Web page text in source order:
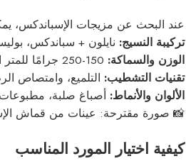
عند البحث عن مزيجات الإسباندكس،
تركيبة النسيج: نايلون + سباندكس،
الوزن والسماكة:
تقنيات التشطيب: التلميع، وامتصاص
الألوان والأنماط: أصباغ صلبة،
📸 صورة مقترحة: عينات من قماش
كيفية اختيار المورد المناسب